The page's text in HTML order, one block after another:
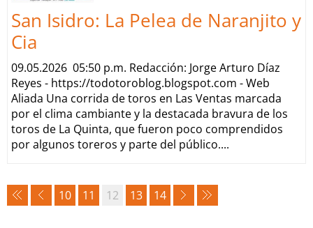
San Isidro: La Pelea de Naranjito y
Cia
09.05.2026 05:50 p.m. Redacción: Jorge Arturo Díaz
Reyes - https://todotoroblog.blogspot.com - Web
Aliada Una corrida de toros en Las Ventas marcada
por el clima cambiante y la destacada bravura de los
toros de La Quinta, que fueron poco comprendidos
por algunos toreros y parte del público....
10 11 12 13 14